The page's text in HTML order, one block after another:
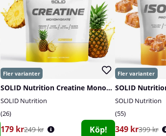
SOLID Nutrition Creatine Monohydrate, 400 g
SOLID Nutrition
26
179 kr249 kr Köp!
SOLID
SOLID Nutrition
55
349 kr399 kr